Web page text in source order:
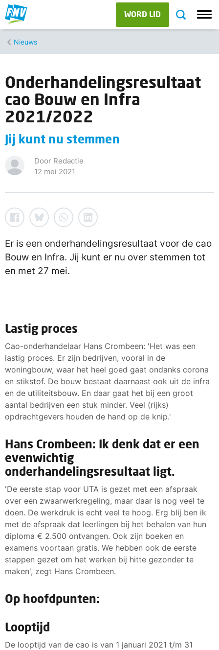
WORD LID
Nieuws
Onderhandelingsresultaat
cao Bouw en Infra
2021/2022
Jij kunt nu stemmen
Door Redactie
12 mei 2021
Er is een onderhandelingsresultaat voor de cao
Bouw en Infra. Jij kunt er nu over stemmen tot
en met 27 mei.
Lastig proces
Cao-onderhandelaar Hans Crombeen: 'Het was een
lastig proces. Er zijn bedrijven, vooral in de
woningbouw, waar het heel goed gaat ondanks corona
en stikstof. De bouw bestaat daarnaast ook uit de infra
en de utiliteitsbouw. En daar gaat het bij een groot
aantal bedrijven een stuk minder. Veel (rijks)
opdrachtgevers houden de hand op de knip.'
Hans Crombeen: Ik denk dat er een
evenwichtig
onderhandelingsresultaat ligt.
'De eerste stap voor UTA is gezet met een afspraak
over een zwaarwerkregeling, maar daar is nog veel te
doen. De werkdruk is echt veel te hoog. Erg blij ben ik
met de afspraak dat leerlingen bij het behalen van hun
diploma € 2.500 ontvangen. Ook zijn boeken en
examens voortaan gratis. We hebben ook de eerste
stappen gezet om het werken bij hitte gezonder te
maken', zegt Hans Crombeen.
Op hoofdpunten:
Looptijd
De looptijd van de cao is van 1 januari 2021 t/m 31